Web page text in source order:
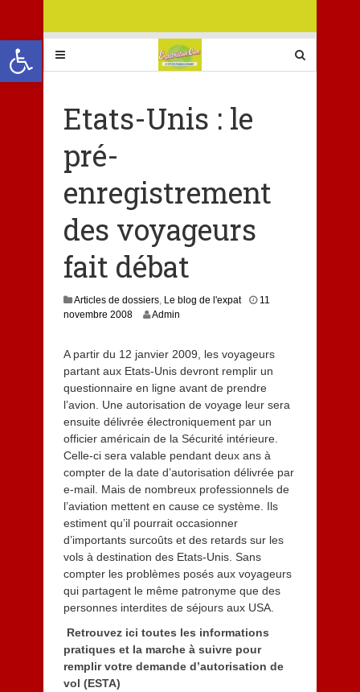
Ouvrir la barre d’outils
Etats-Unis : le
pré-
enregistrement
des voyageurs
fait débat
Articles de dossiers, Le blog de l'expat
11
novembre 20088
l
l
e
0
1
3
Admin
A partir du 12 janvier 2009, les voyageurs
partant aux Etats-Unis devront remplir un
questionnaire en ligne avant de prendre
l’avion. Une autorisation de voyage leur sera
ensuite délivrée électroniquement par un
officier américain de la Sécurité intérieure.
Celle-ci sera valable pendant deux ans à
compter de la date d’autorisation délivrée par
e-mail. Mais de nombreux professionnels de
l’aviation mettent en cause ce système. Ils
estiment qu’il pourrait occasionner
d’importants surcoûts et des retards sur les
vols à destination des Etats-Unis. Sans
compter les problèmes posés aux voyageurs
qui partagent le même patronyme que des
personnes interdites de séjours aux USA.
Retrouvez ici toutes les informations
pratiques et la marche à suivre pour
remplir votre demande d’autorisation de
vol (ESTA)